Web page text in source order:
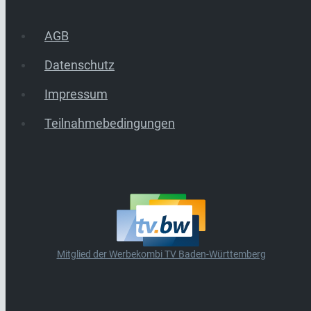
AGB
Datenschutz
Impressum
Teilnahmebedingungen
Mitglied der Werbekombi TV Baden-Württemberg